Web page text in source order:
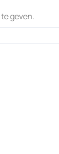
geven.